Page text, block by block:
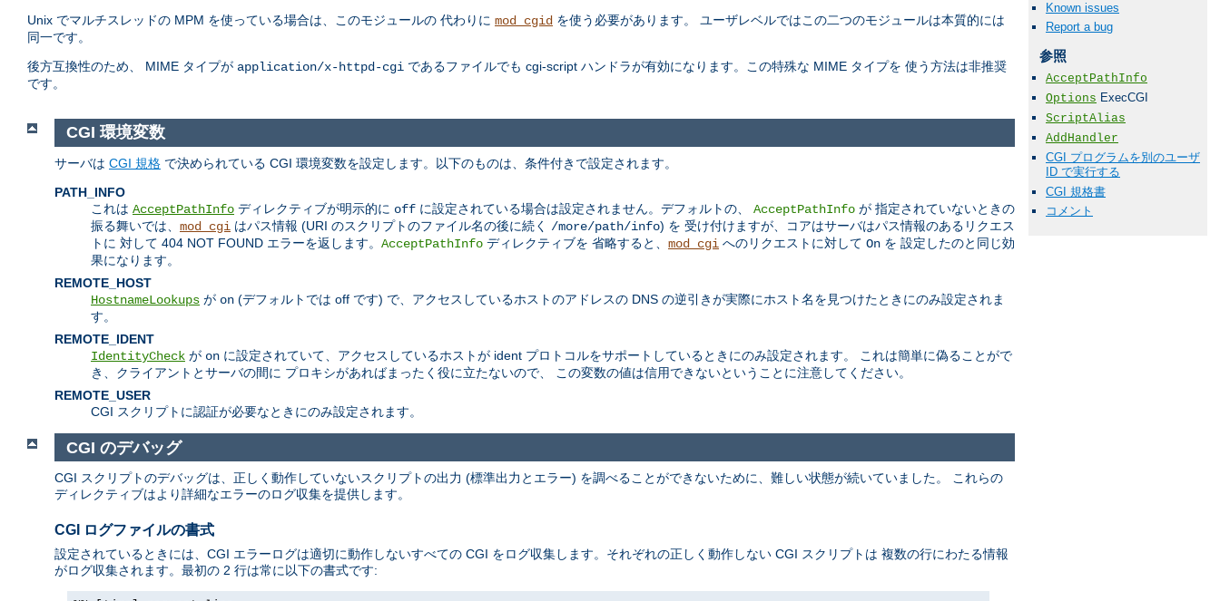
Unix でマルチスレッドの MPM を使っている場合は、このモジュールの 代わりに mod_cgid を使う必要があります。 ユーザレベルではこの二つのモジュールは本質的には
同一です。
後方互換性のため、 MIME タイプが application/x-httpd-cgi であるファイルでも cgi-script ハンドラが有効になります。この特殊な MIME タイプを 使う方法は非推奨
です。
Known issues
Report a bug
参照
AcceptPathInfo
Options ExecCGI
ScriptAlias
AddHandler
CGI プログラムを別のユーザ
ID で実行する
CGI 規格書
コメント
CGI 環境変数
サーバは CGI 規格 で決められている CGI 環境変数を設定します。以下のものは、条件付きで設定されます。
PATH_INFO
これは AcceptPathInfo ディレクティブが明示的に off に設定されている場合は設定されません。デフォルトの、 AcceptPathInfo が 指定されていないときの
振る舞いでは、 mod_cgi はパス情報 (URI のスクリプトのファイル名の後に続く /more/path/info) を 受け付けますが、コアはサーバはパス情報のあるリクエス
トに 対して 404 NOT FOUND エラーを返します。 AcceptPathInfo ディレクティブを 省略すると、 mod_cgi へのリクエストに対して On を 設定したのと同じ効
果になります。
REMOTE_HOST
HostnameLookups が on (デフォルトでは off です) で、アクセスしているホストのアドレスの DNS の逆引きが実際にホスト名を見つけたときにのみ設定されま
す。
REMOTE_IDENT
IdentityCheck が on に設定されていて、アクセスしているホストが ident プロトコルをサポートしているときにのみ設定されます。 これは簡単に偽ることがで
き、クライアントとサーバの間に プロキシがあればまったく役に立たないので、 この変数の値は信用できないということに注意してください。
REMOTE_USER
CGI スクリプトに認証が必要なときにのみ設定されます。
CGI のデバッグ
CGI スクリプトのデバッグは、正しく動作していないスクリプトの出力 (標準出力とエラー) を調べることができないために、難しい状態が続いていました。 これらの
ディレクティブはより詳細なエラーのログ収集を提供します。
CGI ログファイルの書式
設定されているときには、CGI エラーログは適切に動作しないすべての CGI をログ収集します。それぞれの正しく動作しない CGI スクリプトは 複数の行にわたる情報
がログ収集されます。最初の 2 行は常に以下の書式です: